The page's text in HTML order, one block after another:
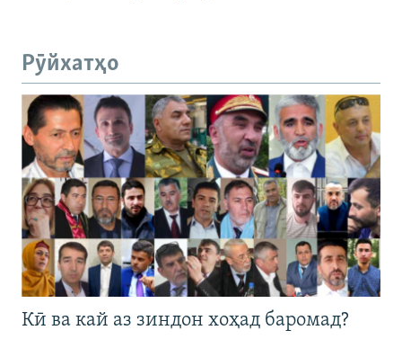
Рӯйхатҳо
Кӣ ва кай аз зиндон хоҳад баромад?